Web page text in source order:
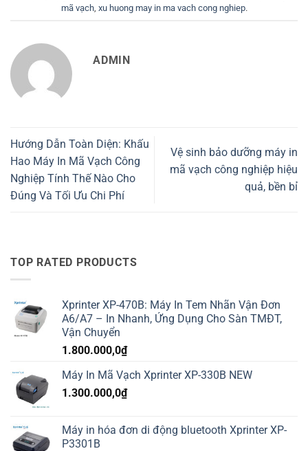
mã vạch, xu huong may in ma vach cong nghiep.
ADMIN
Hướng Dẫn Toàn Diện: Khấu
Hao Máy In Mã Vạch Công
Nghiệp Tính Thế Nào Cho
Đúng Và Tối Ưu Chi Phí
Vệ sinh bảo dưỡng máy in
mã vạch công nghiệp hiệu
quả, bền bỉ
TOP RATED PRODUCTS
Xprinter XP-470B: Máy In Tem Nhãn Vận Đơn
A6/A7 – In Nhanh, Ứng Dụng Cho Sàn TMĐT,
Vận Chuyển
1.800.000,0₫
Máy In Mã Vạch Xprinter XP-330B NEW
1.300.000,0₫
Máy in hóa đơn di động bluetooth Xprinter XP-
P3301B